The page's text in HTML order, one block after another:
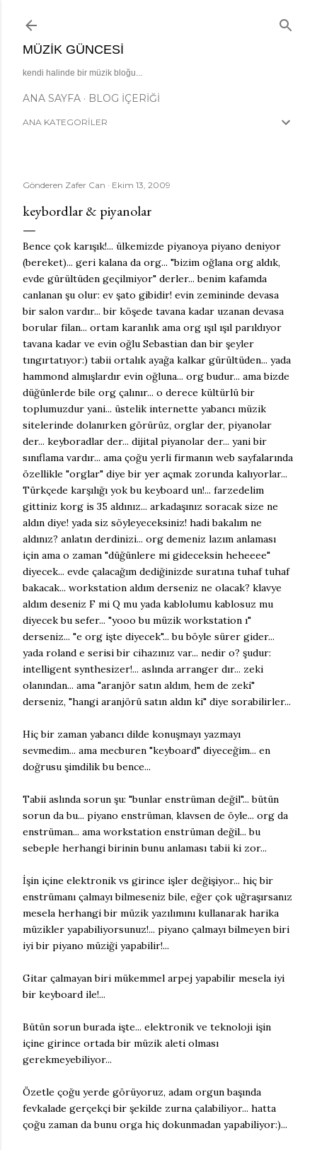
MÜZIK GÜNCESI
kendi halinde bir müzik bloğu...
ANA SAYFA BLOG İÇERIĞI
ANA KATEGORİLER
Gönderen Zafer Can Ekim 13, 2009
keybordlar & piyanolar
Bence çok karışık!... ülkemizde piyanoya piyano deniyor
(bereket)... geri kalana da org... "bizim oğlana org aldık,
evde gürültüden geçilmiyor" derler... benim kafamda
canlanan şu olur: ev şato gibidir! evin zemininde devasa
bir salon vardır... bir köşede tavana kadar uzanan devasa
borular filan... ortam karanlık ama org ışıl ışıl parıldıyor
tavana kadar ve evin oğlu Sebastian dan bir şeyler
tıngırtatıyor:) tabii ortalık ayağa kalkar gürültüden... yada
hammond almışlardır evin oğluna... org budur... ama bizde
düğünlerde bile org çalınır... o derece kültürlü bir
toplumuzdur yani... üstelik internette yabancı müzik
sitelerinde dolanırken görürüz, orglar der, piyanolar
der... keyboradlar der... dijital piyanolar der... yani bir
sınıflama vardır... ama çoğu yerli firmanın web sayfalarında
özellikle "orglar" diye bir yer açmak zorunda kalıyorlar...
Türkçede karşılığı yok bu keyboard un!... farzedelim
gittiniz korg is 35 aldınız... arkadaşınız soracak size ne
aldın diye! yada siz söyleyeceksiniz! hadi bakalım ne
aldınız? anlatın derdinizi... org demeniz lazım anlaması
için ama o zaman "düğünlere mi gideceksin heheeee"
diyecek... evde çalacağım dediğinizde suratına tuhaf tuhaf
bakacak... workstation aldım derseniz ne olacak? klavye
aldım deseniz F mi Q mu yada kablolumu kablosuz mu
diyecek bu sefer... "yooo bu müzik workstation ı"
derseniz... "e org işte diyecek"... bu böyle sürer gider...
yada roland e serisi bir cihazınız var... nedir o? şudur:
intelligent synthesizer!... aslında arranger dır... zeki
olanından... ama "aranjör satın aldım, hem de zeki"
derseniz, "hangi aranjörü satın aldın ki" diye sorabilirler...
Hiç bir zaman yabancı dilde konuşmayı yazmayı
sevmedim... ama mecburen "keyboard" diyeceğim... en
doğrusu şimdilik bu bence...
Tabii aslında sorun şu: "bunlar enstrüman değil"... bütün
sorun da bu... piyano enstrüman, klavsen de öyle... org da
enstrüman... ama workstation enstrüman değil... bu
sebeple herhangi birinin bunu anlaması tabii ki zor...
İşin içine elektronik vs girince işler değişiyor... hiç bir
enstrümanı çalmayı bilmeseniz bile, eğer çok uğraşırsanız
mesela herhangi bir müzik yazılımını kullanarak harika
müzikler yapabiliyorsunuz!... piyano çalmayı bilmeyen biri
iyi bir piyano müziği yapabilir!...
Gitar çalmayan biri mükemmel arpej yapabilir mesela iyi
bir keyboard ile!...
Bütün sorun burada işte... elektronik ve teknoloji işin
içine girince ortada bir müzik aleti olması
gerekmeyebiliyor...
Özetle çoğu yerde görüyoruz, adam orgun başında
fevkalade gerçekçi bir şekilde zurna çalabiliyor... hatta
çoğu zaman da bunu orga hiç dokunmadan yapabiliyor:)...